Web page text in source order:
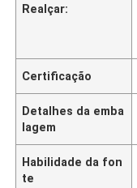
Realçar:
Certificação
Detalhes da emba
lagem
Habilidade da fon
te